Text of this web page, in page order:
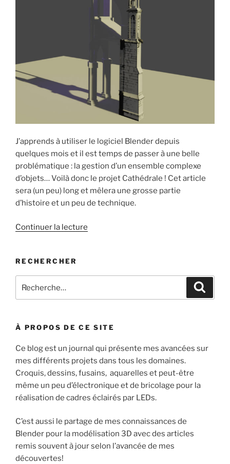
J’apprends à utiliser le logiciel Blender depuis
quelques mois et il est temps de passer à une belle
problématique : la gestion d’un ensemble complexe
d’objets… Voilà donc le projet Cathédrale ! Cet article
sera (un peu) long et mêlera une grosse partie
d’histoire et un peu de technique.
Continuer la lecture
Cathédrale
Reims
1 »
RECHERCHER
pour
À PROPOS DE CE SITE
Ce blog est un journal qui présente mes avancées sur
mes différents projets dans tous les domaines.
Croquis, dessins, fusains, aquarelles et peut-être
même un peu d’électronique et de bricolage pour la
réalisation de cadres éclairés par LEDs.
C’est aussi le partage de mes connaissances de
Blender pour la modélisation 3D avec des articles
remis souvent à jour selon l’avancée de mes
découvertes!